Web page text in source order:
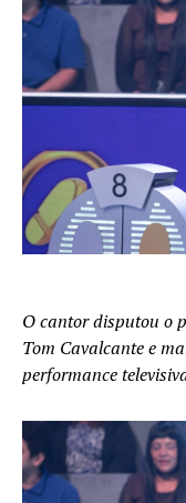
O cantor disputou o
Tom Cavalcante e
performance